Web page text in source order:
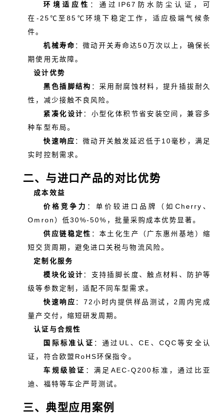
环境适应性 ：通过IP67防水防尘认证，可
在-25℃至85℃环境下稳定工作，适应极端气候条
件。
机械寿命 ：微动开关寿命达50万次以上，确保长
期使用无故障。
设计优势
黑色插脚结构 ：采用耐腐蚀材料，提升插拔耐久
性，减少接触不良风险。
紧凑化设计 ：小型化体积节省安装空间，兼容多
种车型布局。
快速响应 ：微动开关触发延迟低于10毫秒，满足
实时控制需求。
二、与进口产品的对比优势
成本效益
价格竞争力 ：单价较进口品牌（如Cherry、
Omron）低30%-50%，批量采购成本优势显著。
供应链稳定性 ：本土化生产（广东惠州基地）缩
短交货周期，避免进口关税与物流风险。
定制化服务
模块化设计 ：支持插脚长度、触点材料、防护等
级等参数定制，适配不同车型需求。
快速响应 ：72小时内提供样品测试，2周内完成
量产交付，缩短研发周期。
认证与合规性
国际标准认证 ：通过UL、CE、CQC等安全认
证，符合欧盟RoHS环保指令。
车规级验证 ：满足AEC-Q200标准，通过比亚
迪、福特等车企严苛测试。
三、典型应用案例